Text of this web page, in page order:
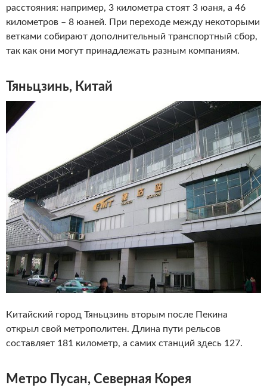
расстояния: например, 3 километра стоят 3 юаня, а 46
километров – 8 юаней. При переходе между некоторыми
ветками собирают дополнительный транспортный сбор,
так как они могут принадлежать разным компаниям.
Тяньцзинь, Китай
Китайский город Тяньцзинь вторым после Пекина
открыл свой метрополитен. Длина пути рельсов
составляет 181 километр, а самих станций здесь 127.
Метро Пусан, Северная Корея